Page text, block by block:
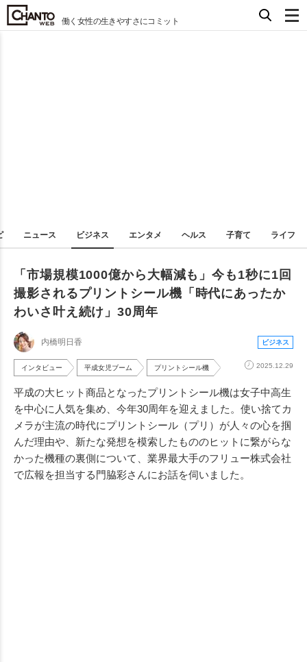
働く女性の生きやすさにコミット
ニュース ビジネス エンタメ ヘルス 子育て ライフ
「市場規模1000億から大幅減も」今も1秒に1回
撮影されるプリントシール機「時代にあったか
わいさ叶え続け」30周年
内橋明日香 ビジネス
インタビュー 平成女児ブーム プリントシール機 2025.12.29
平成の大ヒット商品となったプリントシール機は女子中高生
を中心に人気を集め、今年30周年を迎えました。使い捨てカ
メラが主流の時代にプリントシール（プリ）が人々の心を掴
んだ理由や、新たな発想を模索したもののヒットに繋がらな
かった機種の裏側について、業界最大手のフリュー株式会社
で広報を担当する門脇彩さんにお話を伺いました。